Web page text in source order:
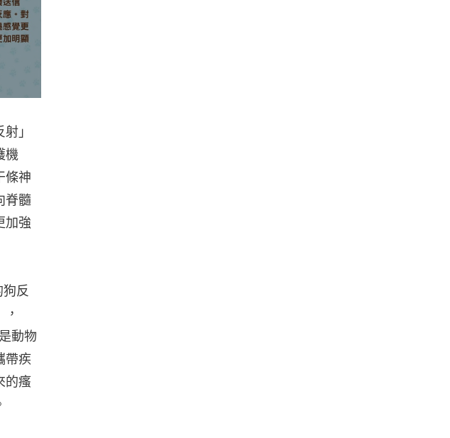
」
機
條神
脊髓
加強
反
動物
帶疾
的瘙